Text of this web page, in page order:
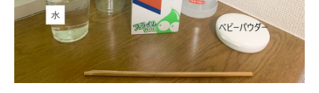
4. 航空理工学専攻特設サイト